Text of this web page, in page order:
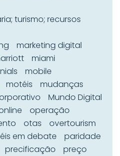
turismo; recursos
marketing digital
miami
mobile
motéis
mudanças
Mundo Digital
operação
otas
overtourism
em debate
paridade
precificação
preço